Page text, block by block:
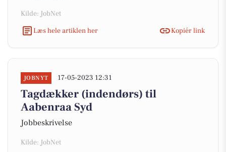
Kilde: JobNet
Læs hele artiklen her
Kopiér link
JOBNYT 17-05-2023 12:31
Tagdækker (indendørs) til
Aabenraa Syd
Jobbeskrivelse
Kilde: JobNet